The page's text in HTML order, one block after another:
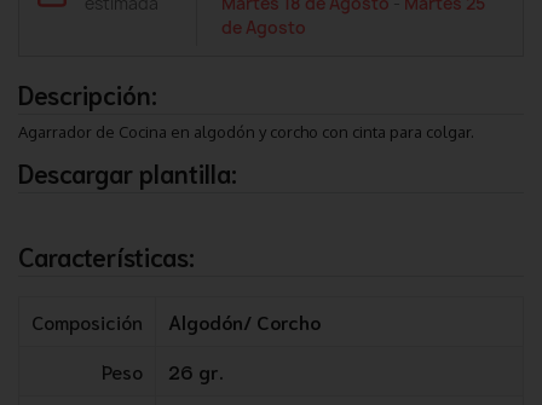
de Agosto
Descripción:
Agarrador de Cocina en algodón y corcho con cinta para colgar.
Descargar plantilla:
Características:
Composición
Algodón/ Corcho
Peso
26 gr.